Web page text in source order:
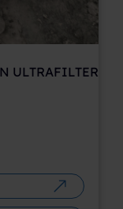
ULTRAFILTER